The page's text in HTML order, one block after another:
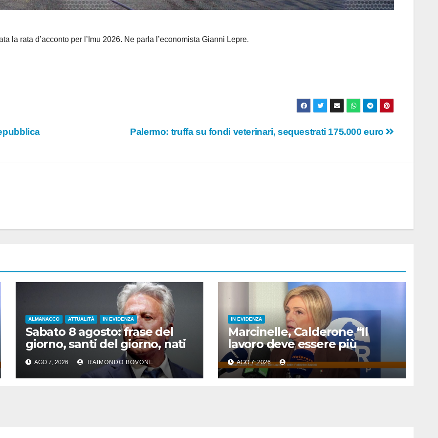
e
o
la rata d’acconto per l’Imu 2026. Ne parla l’economista Gianni Lepre.
Palermo: truffa su fondi veterinari, sequestrati 175.000 euro
ALMANACCO ATTUALITÀ IN EVIDENZA
Sabato 8 agosto: frase del
giorno, santi del giorno, nati
famosi, accadde oggi
AGO 7, 2026 RAIMONDO BOVONE
IN EVIDENZA
Marcinelle, Calderone “Il
lavoro deve essere più
sicuro”
AGO 7, 2026